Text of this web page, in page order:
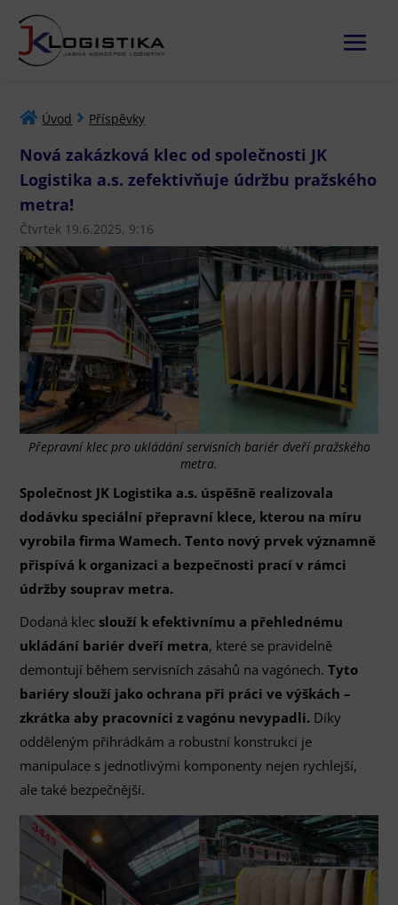
Úvod Příspěvky
Nová zakázková klec od společnosti JK
Logistika a.s. zefektivňuje údržbu pražského
metra!
Čtvrtek 19.6.2025, 9:16
Přepravní klec pro ukládání servisních bariér dveří pražského
metra.
Společnost JK Logistika a.s. úspěšně realizovala
dodávku speciální přepravní klece, kterou na míru
vyrobila firma Wamech. Tento nový prvek významně
přispívá k organizaci a bezpečnosti prací v rámci
údržby souprav metra.
Dodaná klecslouží k efektivnímu a přehlednému
ukládání bariér dveří metra, které se pravidelně
demontují během servisních zásahů na vagónech.Tyto
bariéry slouží jako ochrana při práci ve výškách –
zkrátka aby pracovníci z vagónu nevypadli. Díky
odděleným přihrádkám a robustní konstrukci je
manipulace s jednotlivými komponenty nejen rychlejší,
ale také bezpečnější.